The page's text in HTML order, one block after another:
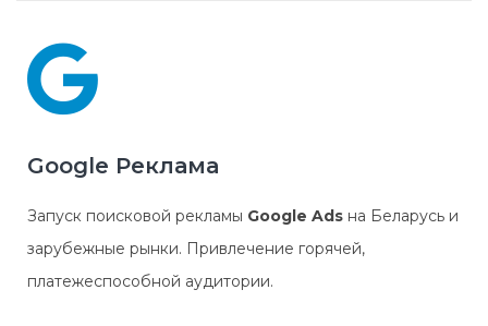
Google Реклама
Запуск поисковой рекламы Google Ads на Беларусь и
зарубежные рынки. Привлечение горячей,
платежеспособной аудитории.